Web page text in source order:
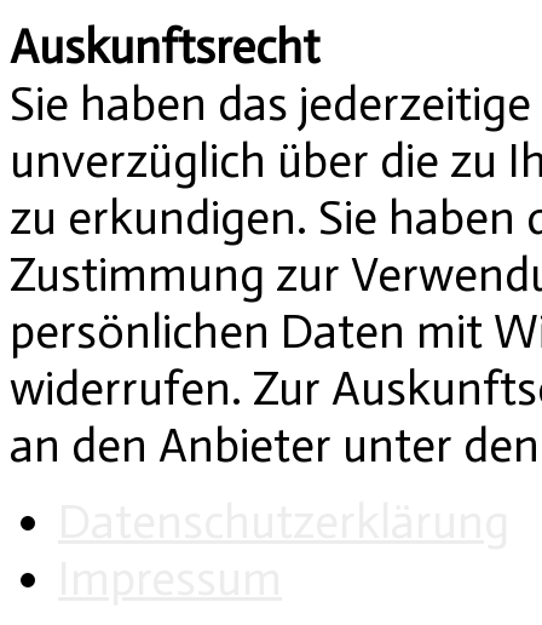
Auskunftsrecht
Sie haben das
unverzüglich über die zu
zu erkundigen. Sie haben
Zustimmung zur
persönlichen Daten mit
widerrufen. Zur
an den Anbieter unter